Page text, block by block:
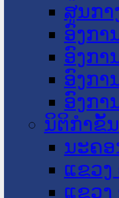
ສູນກ
ອົງກ
ອົງກາ
ອົງກາ
ອົງກາ
ນິຕິກໍາຂັ້
ນະ​ຄ
ແຂວງ
ແຂວງ